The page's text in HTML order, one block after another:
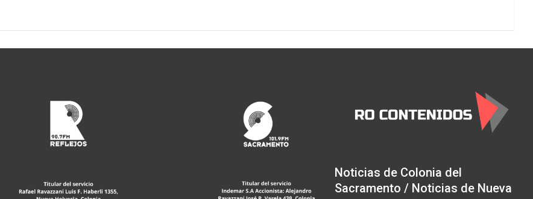
Noticias de Colonia del
Sacramento / Noticias de Nueva